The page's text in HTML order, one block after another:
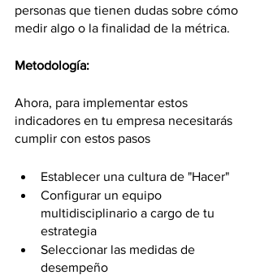
personas que tienen dudas sobre cómo
medir algo o la finalidad de la métrica.
Metodología:
Ahora, para implementar estos
indicadores en tu empresa necesitarás
cumplir con estos pasos
Establecer una cultura de "Hacer"
Configurar un equipo
multidisciplinario a cargo de tu
estrategia
Seleccionar las medidas de
desempeño